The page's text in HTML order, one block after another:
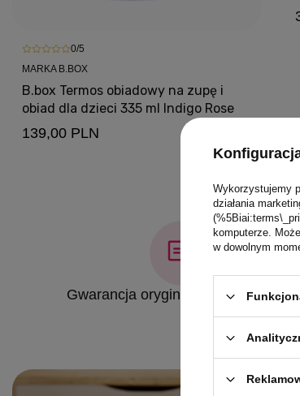
0/5
MARKA B.BOX
B.box Termos obiadowy na zupę i
obiad dla dzieci 335 ml Indigo Rose
139,00 PLN
Gwarancja oryginalności produktów
Wykorzystujemy
działania
komputerze.
w dowolnym